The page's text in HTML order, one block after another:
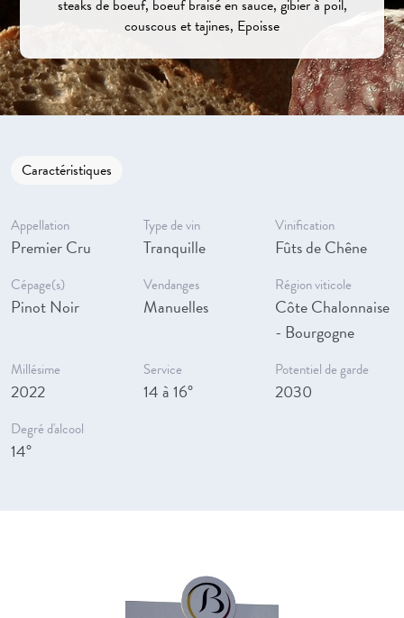
steaks de boeuf, boeuf braisé en sauce, gibier à poil,
couscous et tajines, Epoisse
Caractéristiques
Appellation
Premier Cru
Type de vin
Tranquille
Vinification
Fûts de Chêne
Cépage(s)
Pinot Noir
Vendanges
Manuelles
Région viticole
Côte Chalonnaise
- Bourgogne
Millésime
2022
Service
14 à 16°
Potentiel de garde
2030
Degré d'alcool
14°